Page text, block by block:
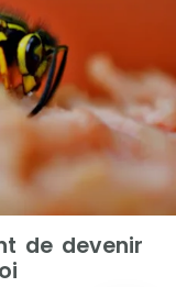
de devenir